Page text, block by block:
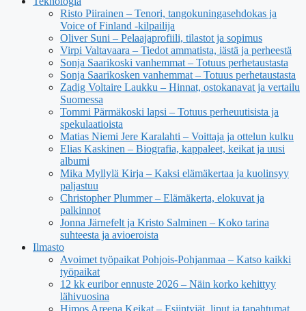
Risto Piirainen – Tenori, tangokuningasehdokas ja
Voice of Finland -kilpailija
Oliver Suni – Pelaajaprofiili, tilastot ja sopimus
Virpi Valtavaara – Tiedot ammatista, iästä ja perheestä
Sonja Saarikoski vanhemmat – Totuus perhetaustasta
Sonja Saarikosken vanhemmat – Totuus perhetaustasta
Zadig Voltaire Laukku – Hinnat, ostokanavat ja vertailu
Suomessa
Tommi Pärmäkoski lapsi – Totuus perheuutisista ja
spekulaatioista
Matias Niemi Jere Karalahti – Voittaja ja ottelun kulku
Elias Kaskinen – Biografia, kappaleet, keikat ja uusi
albumi
Mika Myllylä Kirja – Kaksi elämäkertaa ja kuolinsyy
paljastuu
Christopher Plummer – Elämäkerta, elokuvat ja
palkinnot
Jonna Järnefelt ja Kristo Salminen – Koko tarina
suhteesta ja avioeroista
Ilmasto
Avoimet työpaikat Pohjois-Pohjanmaa – Katso kaikki
työpaikat
12 kk euribor ennuste 2026 – Näin korko kehittyy
lähivuosina
Himos Areena Keikat – Esiintyjät, liput ja tapahtumat